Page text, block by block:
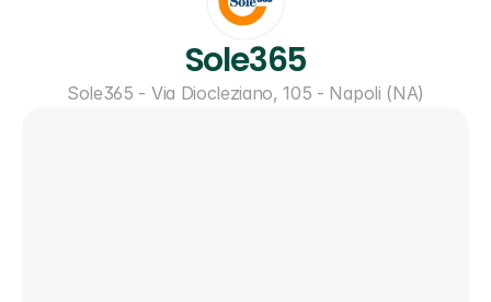
Sole365
Sole365 - Via Diocleziano, 105 - Napoli (NA)